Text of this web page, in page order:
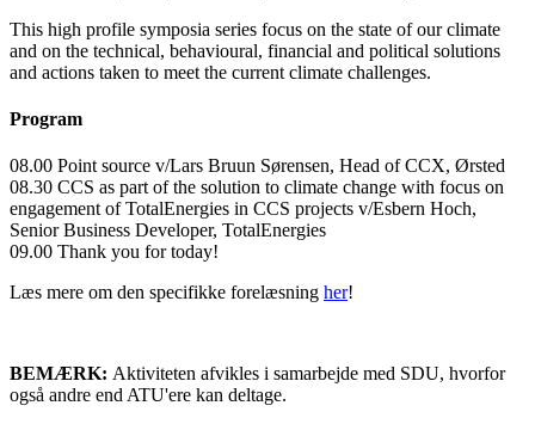
This high profile symposia series focus on the state of our climate
and on the technical, behavioural, financial and political solutions
and actions taken to meet the current climate challenges.
Program
08.00 Point source v/Lars Bruun Sørensen, Head of CCX, Ørsted
08.30 CCS as part of the solution to climate change with focus on
engagement of TotalEnergies in CCS projects v/Esbern Hoch,
Senior Business Developer, TotalEnergies
09.00 Thank you for today!
Læs mere om den specifikke forelæsning her!
BEMÆRK: Aktiviteten afvikles i samarbejde med SDU, hvorfor
også andre end ATU'ere kan deltage.